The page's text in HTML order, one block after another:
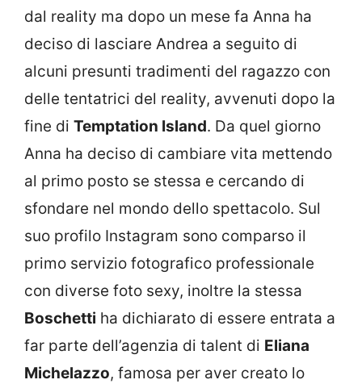
dal reality ma dopo un mese fa Anna ha
deciso di lasciare Andrea a seguito di
alcuni presunti tradimenti del ragazzo con
delle tentatrici del reality, avvenuti dopo la
fine di Temptation Island. Da quel giorno
Anna ha deciso di cambiare vita mettendo
al primo posto se stessa e cercando di
sfondare nel mondo dello spettacolo. Sul
suo profilo Instagram sono comparso il
primo servizio fotografico professionale
con diverse foto sexy, inoltre la stessa
Boschetti ha dichiarato di essere entrata a
far parte dell’agenzia di talent di Eliana
Michelazzo, famosa per aver creato lo